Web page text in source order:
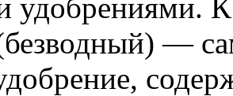
удобрениями.
—